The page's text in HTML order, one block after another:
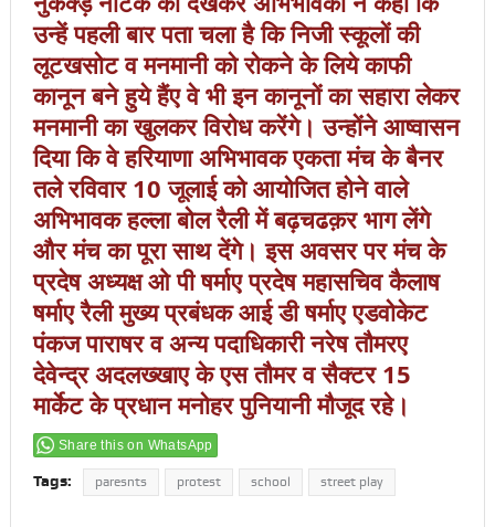
उन्हें पहली बार पता चला है कि निजी स्कूलों की
लूटखसोट व मनमानी को रोकने के लिये काफी
कानून बने हुये हैंए वे भी इन कानूनों का सहारा लेकर
मनमानी का खुलकर विरोध करेंगे। उन्होंने आष्वासन
दिया कि वे हरियाणा अभिभावक एकता मंच के बैनर
तले रविवार 10 जूलाई को आयोजित होने वाले
अभिभावक हल्ला बोल रैली में बढ़चढक़र भाग लेंगे
और मंच का पूरा साथ देंगे। इस अवसर पर मंच के
प्रदेष अध्यक्ष ओ पी षर्माए प्रदेष महासचिव कैलाष
षर्माए रैली मुख्य प्रबंधक आई डी षर्माए एडवोकेट
पंकज पाराषर व अन्य पदाधिकारी नरेष तौमरए
देवेन्द्र अदलख्खाए के एस तौमर व सैक्टर 15
मार्केट के प्रधान मनोहर पुनियानी मौजूद रहे।
Share this on WhatsApp
Tags: paresnts protest school street play